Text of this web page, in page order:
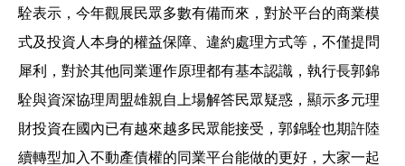
駩表示，今年觀展民眾多數有備而來，對於平台的商業模
式及投資人本身的權益保障、違約處理方式等，不僅提問
犀利，對於其他同業運作原理都有基本認識，執行長郭錦
駩與資深協理周盟雄親自上場解答民眾疑惑，顯示多元理
財投資在國內已有越來越多民眾能接受，郭錦駩也期許陸
續轉型加入不動產債權的同業平台能做的更好，大家一起